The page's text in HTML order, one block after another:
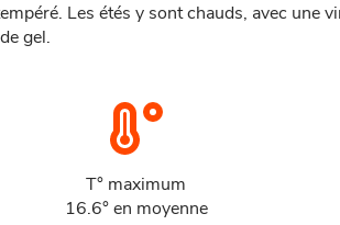
Les étés y sont chauds, avec une
gel.
T° maximum
16.6° en moyenne